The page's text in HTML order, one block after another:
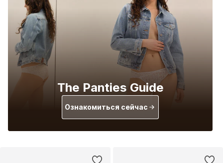
The Panties Guide
Ознакомиться сейчас